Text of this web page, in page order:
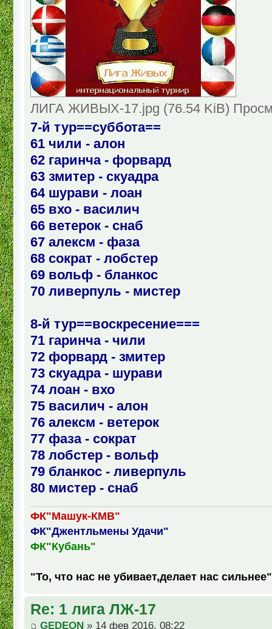
ЛИГА ЖИВЫХ-17.jpg (76.54 KiB)
7-й тур==суббота==
61 чили - алон
62 гаринча - форвард
63 змитер - скуадра
64 шурави - лоан
65 вхо - василич
66 ветерок - снаб
67 алексм - фаза
68 сократ - лобстер
69 вольф - бланкос
70 ливерпуль - мистер
8-й тур==воскресение===
71 гаринча - чили
72 форвард - змитер
73 скуадра - шурави
74 лоан - вхо
75 василич - алон
76 алексм - ветерок
77 фаза - сократ
78 лобстер - вольф
79 бланкос - ливерпуль
80 мистер - снаб
ФК"Машук-КМВ"
ФК"Джентльмены Удачи"
ФК"Кубань"
"То, что нас не убивает,делает нас сильнее"
Re: 1 лига ЛЖ-17
GEDEON » 14 фев 2016, 08:22